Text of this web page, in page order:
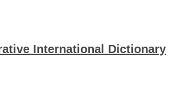
International Dictionary